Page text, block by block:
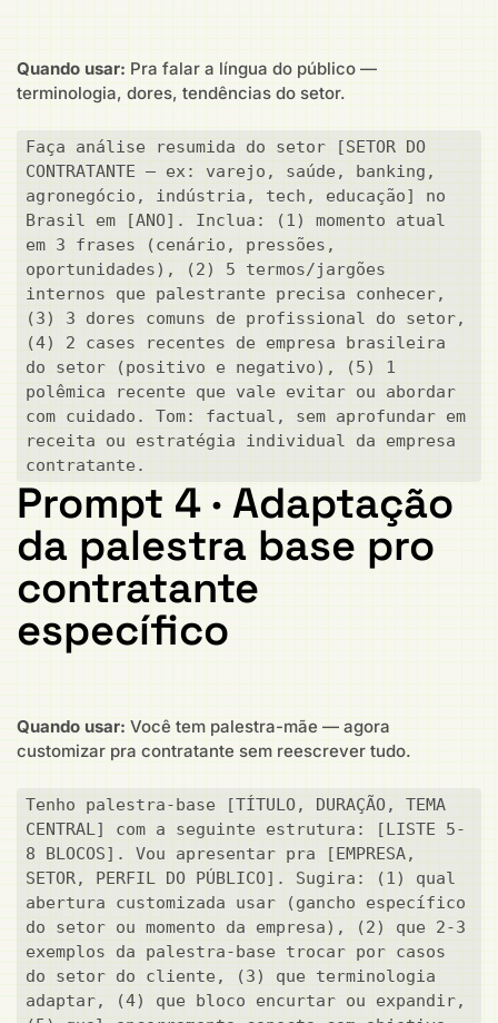
Quando usar: Pra falar a língua do público —
terminologia, dores, tendências do setor.
Faça análise resumida do setor [SETOR DO
CONTRATANTE — ex: varejo, saúde, banking,
agronegócio, indústria, tech, educação] no
Brasil em [ANO]. Inclua: (1) momento atual
em 3 frases (cenário, pressões,
oportunidades), (2) 5 termos/jargões
internos que palestrante precisa conhecer,
(3) 3 dores comuns de profissional do setor,
(4) 2 cases recentes de empresa brasileira
do setor (positivo e negativo), (5) 1
polêmica recente que vale evitar ou abordar
com cuidado. Tom: factual, sem aprofundar em
receita ou estratégia individual da empresa
contratante.
Prompt 4 · Adaptação
da palestra base pro
contratante
específico
Quando usar: Você tem palestra-mãe — agora
customizar pra contratante sem reescrever tudo.
Tenho palestra-base [TÍTULO, DURAÇÃO, TEMA
CENTRAL] com a seguinte estrutura: [LISTE 5-
8 BLOCOS]. Vou apresentar pra [EMPRESA,
SETOR, PERFIL DO PÚBLICO]. Sugira: (1) qual
abertura customizada usar (gancho específico
do setor ou momento da empresa), (2) que 2-3
exemplos da palestra-base trocar por casos
do setor do cliente, (3) que terminologia
adaptar, (4) que bloco encurtar ou expandir,